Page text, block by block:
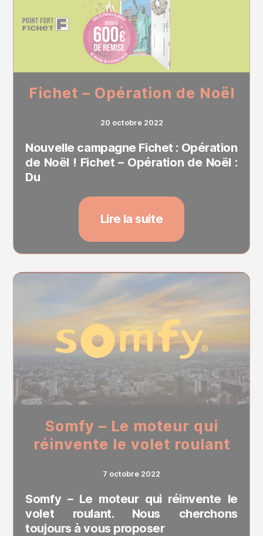
Fichet – Opération de Noël
20 octobre 2022
Nouvelle campagne Fichet : Opération
de Noël ! Fichet – Opération de Noël :
Du
Lire la suite
Somfy – Le moteur qui
réinvente le volet roulant
7 octobre 2022
Somfy – Le moteur qui réinvente le
volet roulant. Nous cherchons
toujours à vous proposer